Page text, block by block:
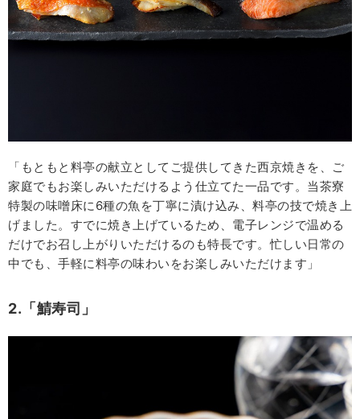
「もともと料亭の献立としてご提供してきた西京焼きを、ご
家庭でもお楽しみいただけるよう仕立てた一品です。当茶寮
特製の味噌床に6種の魚を丁寧に漬け込み、料亭の技で焼き上
げました。すでに焼き上げているため、電子レンジで温める
だけでお召し上がりいただけるのも特長です。忙しい日常の
中でも、手軽に料亭の味わいをお楽しみいただけます」
2.「鯖寿司」